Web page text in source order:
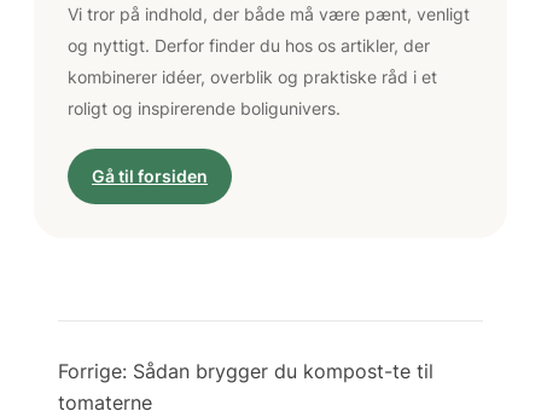
Vi tror på indhold, der både må være pænt, venligt
og nyttigt. Derfor finder du hos os artikler, der
kombinerer idéer, overblik og praktiske råd i et
roligt og inspirerende boligunivers.
Gå til forsiden
Forrige: Sådan brygger du kompost-te til
tomaterne